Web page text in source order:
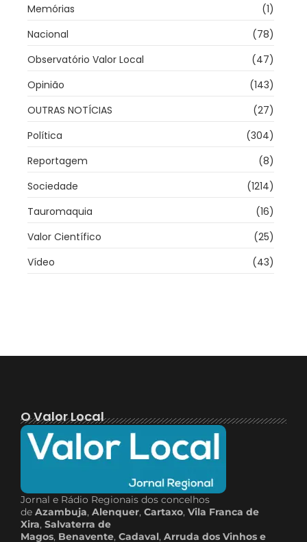
Memórias
(1)
Nacional
(78)
Observatório Valor Local
(47)
Opinião
(143)
OUTRAS NOTÍCIAS
(27)
Política
(304)
Reportagem
(8)
Sociedade
(1214)
Tauromaquia
(16)
Valor Científico
(25)
Vídeo
(43)
O Valor Local
Jornal e Rádio Regionais dos concelhos
de Azambuja, Alenquer, Cartaxo, Vila Franca de
Xira, Salvaterra de
Magos, Benavente, Cadaval, Arruda dos Vinhos e